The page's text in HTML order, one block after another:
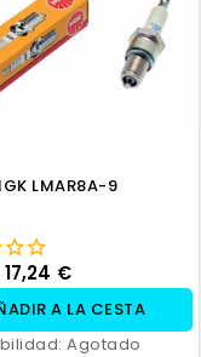
LMAR8A-9
17,24 €
A LA CESTA
Agotado